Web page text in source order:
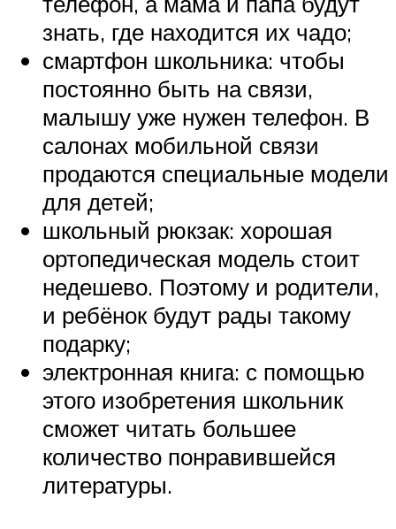
знать, где находится их чадо;
смартфон школьника: чтобы
постоянно быть на связи,
малышу уже нужен телефон. В
салонах мобильной связи
продаются специальные модели
для детей;
школьный рюкзак: хорошая
ортопедическая модель стоит
недешево. Поэтому и родители,
и ребёнок будут рады такому
подарку;
электронная книга: с помощью
этого изобретения школьник
сможет читать большее
количество понравившейся
литературы.